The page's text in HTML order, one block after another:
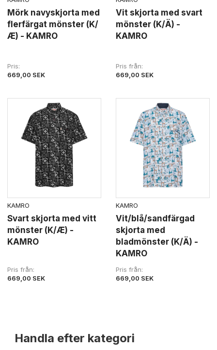
Mörk navyskjorta med
flerfärgat mönster (K/
Æ) - KAMRO
Pris
669,00 SEK
Vit skjorta med svart
mönster (K/Ä) -
KAMRO
Pris från
669,00 SEK
KAMRO
Svart skjorta med vitt
mönster (K/Æ) -
KAMRO
Pris från
669,00 SEK
KAMRO
Vit/blå/sandfärgad
skjorta med
bladmönster (K/Ä) -
KAMRO
Pris från
669,00 SEK
Handla efter kategori